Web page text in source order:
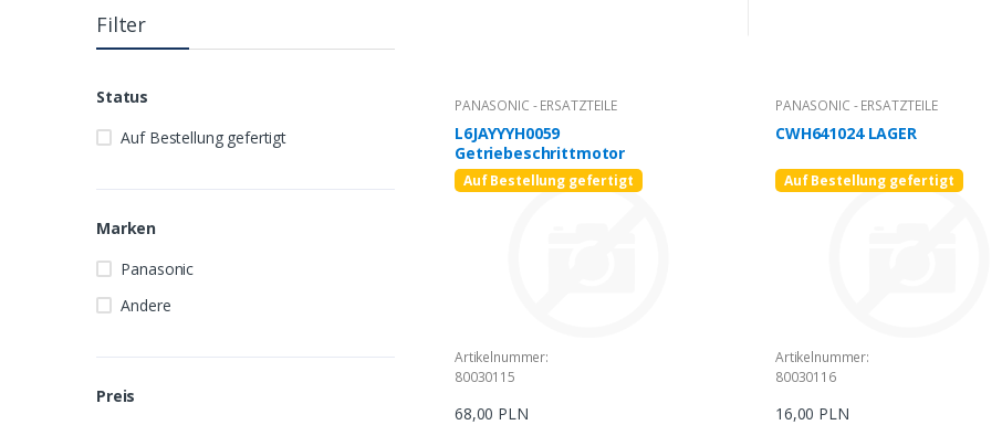
Filter
Status
Auf Bestellung gefertigt
Marken
Panasonic
Andere
Preis
PANASONIC - ERSATZTEILE
L6JAYYYH0059
Getriebeschrittmotor
Auf Bestellung gefertigt
Artikelnummer:
80030115
68,00 PLN
PANASONIC - ERSATZTEILE
CWH641024 LAGER
Auf Bestellung gefertigt
Artikelnummer:
80030116
16,00 PLN